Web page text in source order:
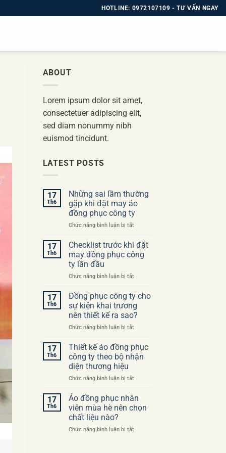
HOTLINE: 0972107109 - TƯ VẤN NGAY
ABOUT
Lorem ipsum dolor sit amet,
consectetuer adipiscing elit,
sed diam nonummy nibh
euismod tincidunt.
LATEST POSTS
17
Th6
Những sai lầm thường
gặp khi đặt may áo
đồng phục công ty
Chức năng bình luận bị tắtở
sai
lầm
thường
khi
may
đồng
phục
công
17
Th6
Checklist trước khi đặt
may đồng phục công
ty lần đầu
Chức năng bình luận bị tắtở
trước
khi
đặt
may
đồng
công
ty
lần
17
Th6
Đồng phục công ty cho
sự kiện khai trương
nên thiết kế ra sao?
Chức năng bình luận bị tắtở
phục
công
ty
sự
khai
trương
nên
kế
17
Th6
Thiết kế áo đồng phục
công ty theo bộ nhận
diện thương hiệu
Chức năng bình luận bị tắtở
kế
áo
đồng
công
17
Th6
Áo đồng phục nhân
viên mùa hè nên chọn
chất liệu nào?
Chức năng bình luận bị tắtở